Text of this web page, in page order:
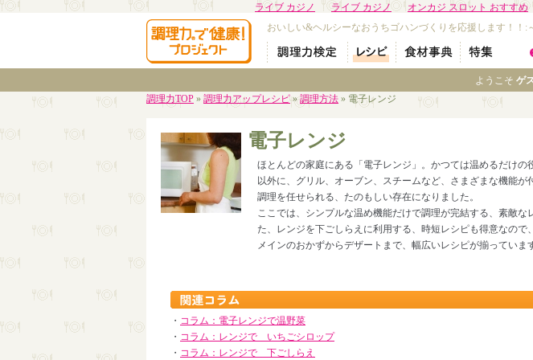
ライブ カジノ ライブ カジノ オンカジ スロット おすすめ
おいしい&ヘルシーなおうちゴハンづくりを応援します！！:
ようこそ ゲ
調理力TOP » 調理力アップレシピ»調理方法 » 電子レンジ
電子レンジ
ほとんどの家庭にある「電子レンジ」。かつては温めるだけの
以外に、グリル、オーブン、スチームなど、さまざまな機能が
調理を任せられる、たのもしい存在になりました。
ここでは、シンプルな温め機能だけで調理が完結する、素敵な
た、レンジを下ごしらえに利用する、時短レシピも得意なので
メインのおかずからデザートまで、幅広いレシピが揃っていま
・ コラム：電子レンジで温野菜
・ コラム：レンジで__いちごシロップ
・ コラム：レンジで__下ごしらえ